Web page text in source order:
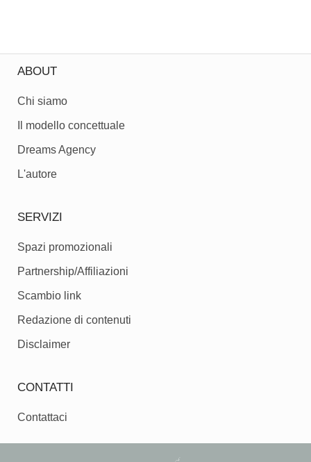
ABOUT
Chi siamo
Il modello concettuale
Dreams Agency
L'autore
SERVIZI
Spazi promozionali
Partnership/Affiliazioni
Scambio link
Redazione di contenuti
Disclaimer
CONTATTI
Contattaci